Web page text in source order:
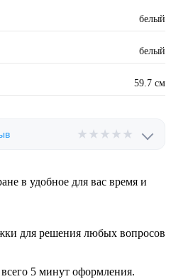
белый
белый
59.7 см
★ ★ ★ ★ ★
в удобное для вас время и
для решения любых вопросов
5 минут оформления.